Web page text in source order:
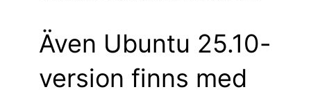
Även Ubuntu 25.10-
version finns med